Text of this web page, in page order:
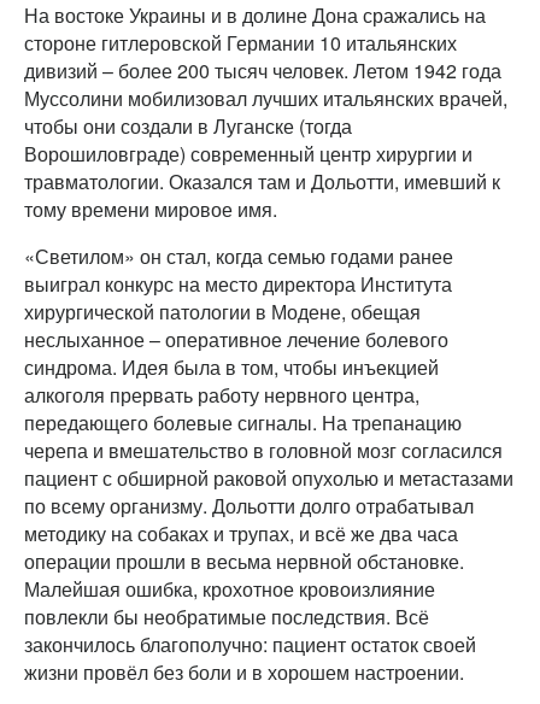
На востоке Украины и в долине Дона сражались на
стороне гитлеровской Германии 10 итальянских
дивизий – более 200 тысяч человек. Летом 1942 года
Муссолини мобилизовал лучших итальянских врачей,
чтобы они создали в Луганске (тогда
Ворошиловграде) современный центр хирургии и
травматологии. Оказался там и Дольотти, имевший к
тому времени мировое имя.
«Светилом» он стал, когда семью годами ранее
выиграл конкурс на место директора Института
хирургической патологии в Модене, обещая
неслыханное – оперативное лечение болевого
синдрома. Идея была в том, чтобы инъекцией
алкоголя прервать работу нервного центра,
передающего болевые сигналы. На трепанацию
черепа и вмешательство в головной мозг согласился
пациент с обширной раковой опухолью и метастазами
по всему организму. Дольотти долго отрабатывал
методику на собаках и трупах, и всё же два часа
операции прошли в весьма нервной обстановке.
Малейшая ошибка, крохотное кровоизлияние
повлекли бы необратимые последствия. Всё
закончилось благополучно: пациент остаток своей
жизни провёл без боли и в хорошем настроении.